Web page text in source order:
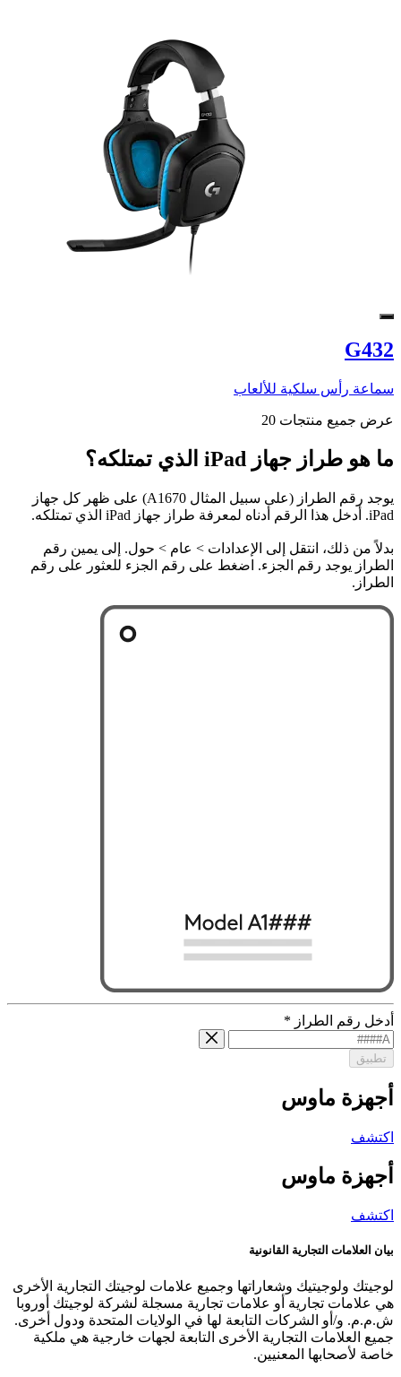
G432
سماعة رأس سلكية للألعاب
عرض جميع منتجات 20
ما هو طراز جهاز iPad الذي تمتلكه؟
يوجد رقم الطراز (على سبيل المثال A1670) على ظهر كل جهاز
iPad. أدخل هذا الرقم أدناه لمعرفة طراز جهاز iPad الذي تمتلكه.
بدلاً من ذلك، انتقل إلى الإعدادات > عام > حول. إلى يمين رقم
الطراز يوجد رقم الجزء. اضغط على رقم الجزء للعثور على رقم
الطراز.
أدخل رقم الطراز *
تطبيق
أجهزة ماوس
اكتشف
أجهزة ماوس
اكتشف
بيان العلامات التجارية القانونية
لوجيتك ولوجيتيك وشعاراتها وجميع علامات لوجيتك التجارية الأخرى
هي علامات تجارية أو علامات تجارية مسجلة لشركة لوجيتك أوروبا
ش.م.م. و/أو الشركات التابعة لها في الولايات المتحدة ودول أخرى.
جميع العلامات التجارية الأخرى التابعة لجهات خارجية هي ملكية
خاصة لأصحابها المعنيين.